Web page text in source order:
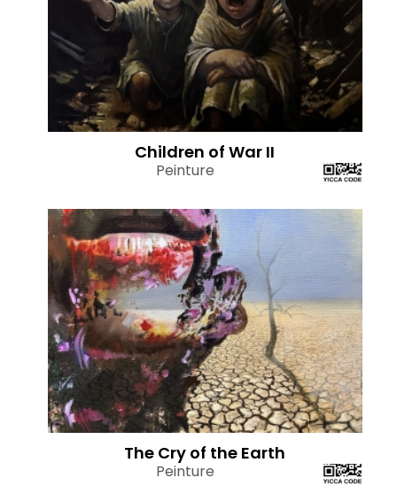
Children of War II
Peinture
The Cry of the Earth
Peinture